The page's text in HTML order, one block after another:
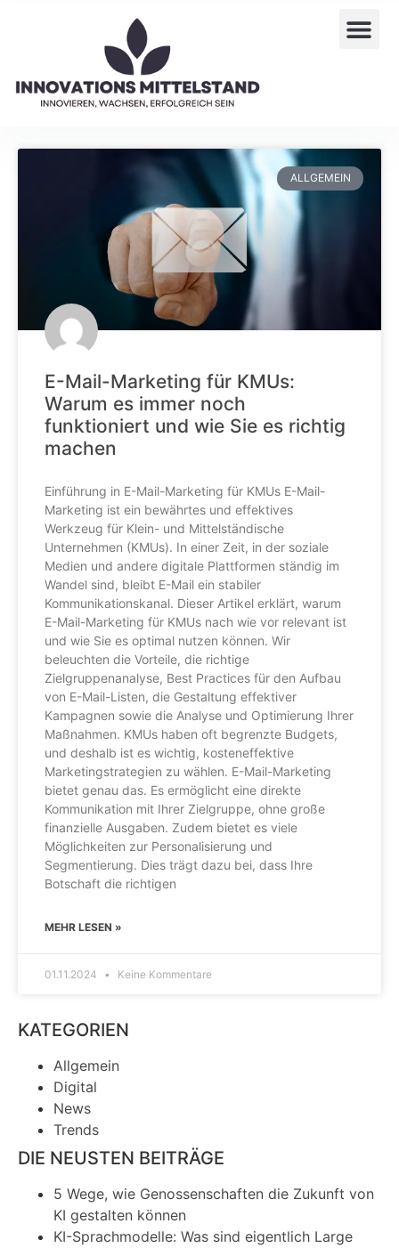
ALLGEMEIN
E-Mail-Marketing für KMUs:
Warum es immer noch
funktioniert und wie Sie es richtig
machen
Einführung in E-Mail-Marketing für KMUs E-Mail-
Marketing ist ein bewährtes und effektives
Werkzeug für Klein- und Mittelständische
Unternehmen (KMUs). In einer Zeit, in der soziale
Medien und andere digitale Plattformen ständig im
Wandel sind, bleibt E-Mail ein stabiler
Kommunikationskanal. Dieser Artikel erklärt, warum
E-Mail-Marketing für KMUs nach wie vor relevant ist
und wie Sie es optimal nutzen können. Wir
beleuchten die Vorteile, die richtige
Zielgruppenanalyse, Best Practices für den Aufbau
von E-Mail-Listen, die Gestaltung effektiver
Kampagnen sowie die Analyse und Optimierung Ihrer
Maßnahmen. KMUs haben oft begrenzte Budgets,
und deshalb ist es wichtig, kosteneffektive
Marketingstrategien zu wählen. E-Mail-Marketing
bietet genau das. Es ermöglicht eine direkte
Kommunikation mit Ihrer Zielgruppe, ohne große
finanzielle Ausgaben. Zudem bietet es viele
Möglichkeiten zur Personalisierung und
Segmentierung. Dies trägt dazu bei, dass Ihre
Botschaft die richtigen
MEHR LESEN »
01.11.2024 Keine Kommentare
KATEGORIEN
Allgemein
Digital
News
Trends
DIE NEUSTEN BEITRÄGE
5 Wege, wie Genossenschaften die Zukunft von
KI gestalten können
KI-Sprachmodelle: Was sind eigentlich Large